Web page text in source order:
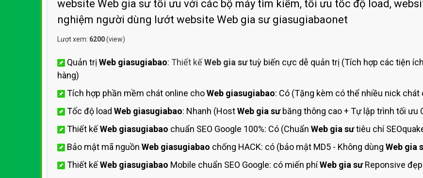
Bảng giá quảng cáo Facebook
Bảng giá SEO Website
website Web gia sư tối ưu với các bộ máy tìm kiếm, tối ưu tốc độ load,
nghiệm người dùng lướt website Web gia sư giasugiabaonet
Lượt xem: 6200(view)
Quản trị Web giasugiabao: Thiết kếWeb gia sưtuỳ biến cực dễ quản trị (Tích hợp các tiện ích
hàng)
Tích hợp phần mềm chát online choWeb giasugiabao: Có (Tặng kèm có thể nhiều nick chát
Tốc độ load Web giasugiabao: Nhanh (HostWeb gia sưbăng thông cao + Tự lập trình tối ưu
Thiết kếWeb giasugiabao chuẩn SEO Google 100%: Có (Chuẩn Web gia sưtiêu chí
Bảo mật mã nguồn Web giasugiabao chống HACK: có (bảo mật MD5 - Không dùng Web gia
Thiết kếWeb giasugiabao Mobile chuẩn SEO Google: có miến phíWeb gia sưReponsive